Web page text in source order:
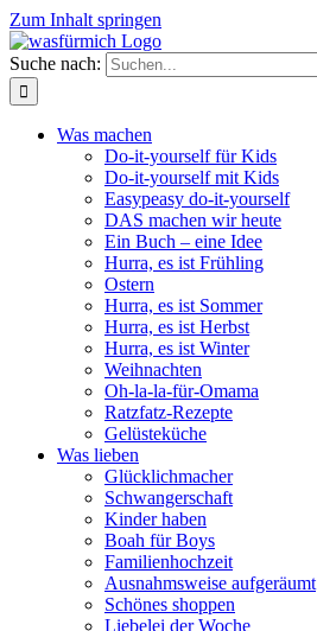
Zum Inhalt springen
Suche nach:
Was machen
Do-it-yourself für Kids
Do-it-yourself mit Kids
Easypeasy do-it-yourself
DAS machen wir heute
Ein Buch – eine Idee
Hurra, es ist Frühling
Ostern
Hurra, es ist Sommer
Hurra, es ist Herbst
Hurra, es ist Winter
Weihnachten
Oh-la-la-für-Omama
Ratzfatz-Rezepte
Gelüsteküche
Was lieben
Glücklichmacher
Schwangerschaft
Kinder haben
Boah für Boys
Familienhochzeit
Ausnahmsweise aufgeräumt
Schönes shoppen
Liebelei der Woche